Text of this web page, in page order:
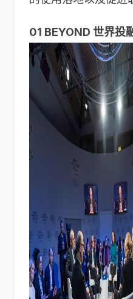
01 BEYOND 世界投